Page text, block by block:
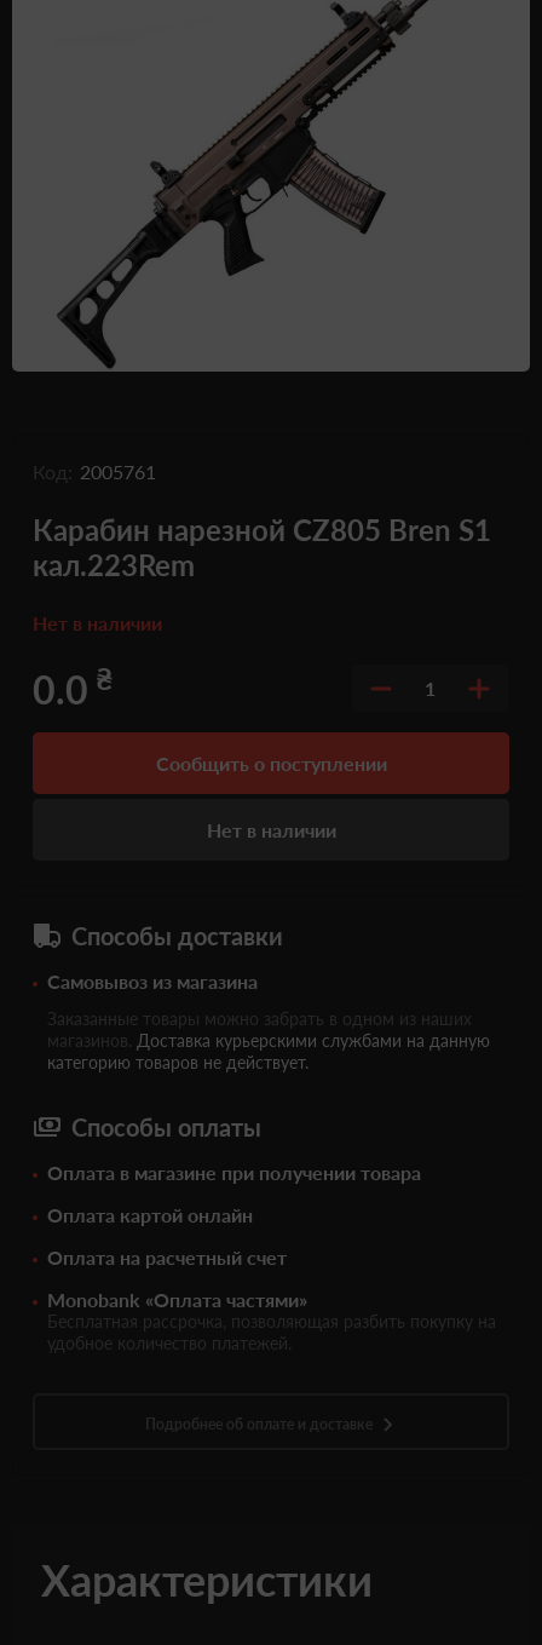
Подарочные Сертификати
Код: 2005761
Карабин нарезной CZ805 Bren S1
кал.223Rem
Нет в наличии
0.0 ₴ 1
Сообщить о поступлении
Нет в наличии
Способы доставки
Самовывоз из магазина
Заказанные товары можно забрать в одном из наших
магазинов. Доставка курьерскими службами на данную
категорию товаров не действует.
Способы оплаты
Оплата в магазине при получении товара
Оплата картой онлайн
Оплата на расчетный счет
Monobank «Оплата частями»
Бесплатная рассрочка, позволяющая разбить покупку на
удобное количество платежей.
Подробнее об оплате и доставке
Характеристики